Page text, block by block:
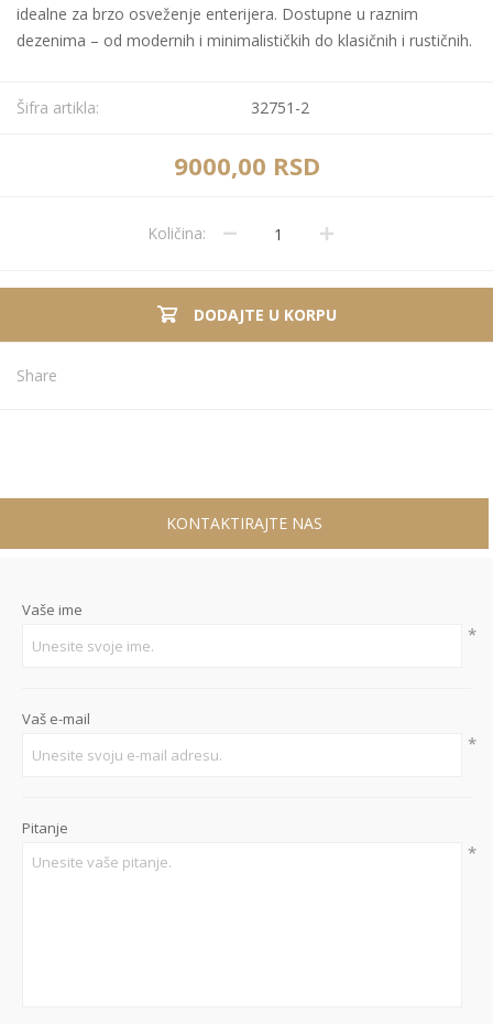
idealne za brzo osveženje enterijera. Dostupne u raznim
dezenima – od modernih i minimalističkih do klasičnih i rustičnih.
Šifra artikla: 32751-2
9000,00 RSD
Količina:
DODAJTE U KORPU
Share
KONTAKTIRAJTE NAS
Vaše ime
*
Vaš e-mail
*
Pitanje
*